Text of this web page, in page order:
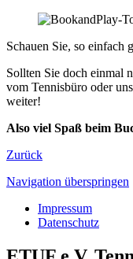
Schauen Sie, so einfach
Sollten Sie doch einmal
vom Tennisbüro oder
weiter!
Also viel Spaß beim
Zurück
Navigation überspringen
Impressum
Datenschutz